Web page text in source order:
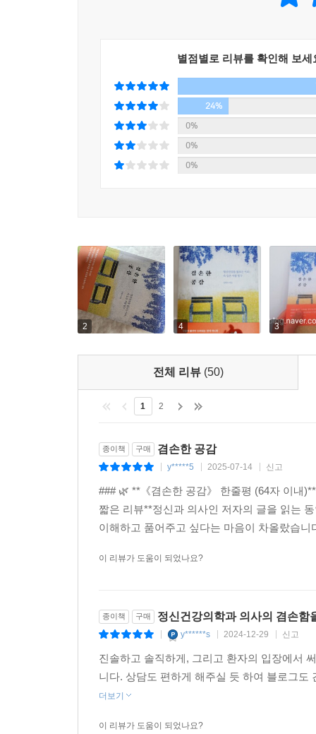
별점별로 리뷰를 확인해 보세
24%
0%
0%
0%
2 4 3
전체 리뷰 (50)
1 2
종이책 구매 겸손한 공감
y*****5 2025-07-14 신고
### 🌿 **《겸손한 공감》 한줄평 (64자 이내
짧은 리뷰**정신과 의사인 저자의 글을 읽는
이해하고 품어주고 싶다는 마음이 차올랐습
이 리뷰가 도움이 되었나요?
종이책 구매 정신건강의학과 의사의 겸손함
y******s 2024-12-29 신고
진솔하고 솔직하게, 그리고 환자의 입장에서
니다. 상담도 편하게 해주실 듯 하여 블로그
더보기
이 리뷰가 도움이 되었나요?